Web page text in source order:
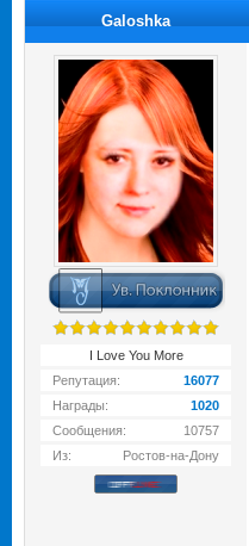
Galoshka
I Love You More
Репутация:
16077
Награды:
1020
Сообщения:
10757
Из:
Ростов-на-Дону